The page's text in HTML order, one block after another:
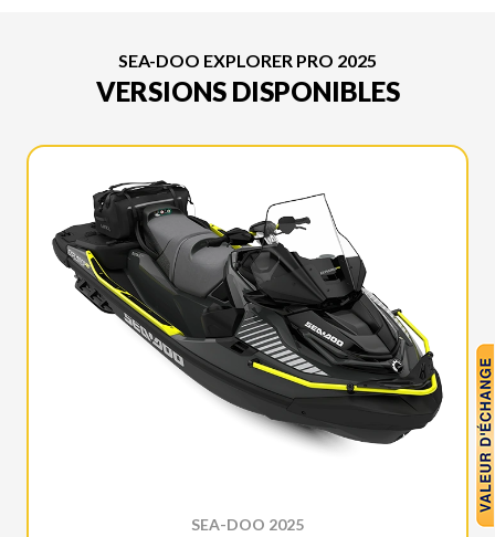
SEA-DOO EXPLORER PRO 2025
VERSIONS DISPONIBLES
SEA-DOO 2025